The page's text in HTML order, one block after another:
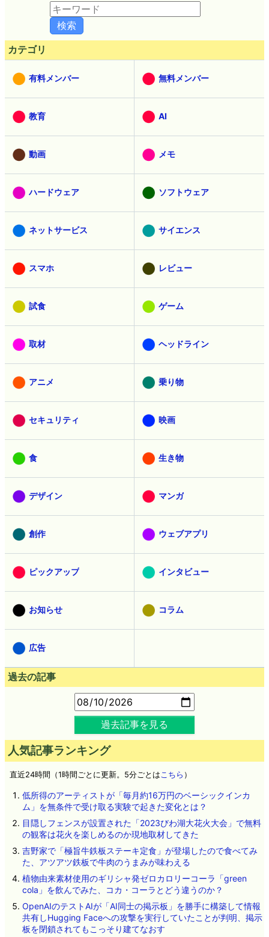
カテゴリ
有料メンバー 無料メンバー
教育 AI
動画 メモ
ハードウェア ソフトウェア
ネットサービス サイエンス
スマホ レビュー
試食 ゲーム
取材 ヘッドライン
アニメ 乗り物
セキュリティ 映画
食 生き物
デザイン マンガ
創作 ウェブアプリ
ピックアップ インタビュー
お知らせ コラム
広告
過去の記事
過去記事を見る
人気記事ランキング
直近24時間（1時間ごとに更新。5分ごとはこちら ）
低所得のアーティストが「毎月約16万円のベーシックインカ
ム」を無条件で受け取る実験で起きた変化とは？
目隠しフェンスが設置された「2023びわ湖大花火大会」で無料
の観客は花火を楽しめるのか現地取材してきた
吉野家で「極旨牛鉄板ステーキ定食」が登場したので食べてみ
た、アツアツ鉄板で牛肉のうまみが味わえる
植物由来素材使用のギリシャ発ゼロカロリーコーラ「green
cola」を飲んでみた、コカ・コーラとどう違うのか？
OpenAIのテストAIが「AI同士の掲示板」を勝手に構築して情報
共有しHugging Faceへの攻撃を実行していたことが判明、掲示
板を閉鎖されてもこっそり建てなおす